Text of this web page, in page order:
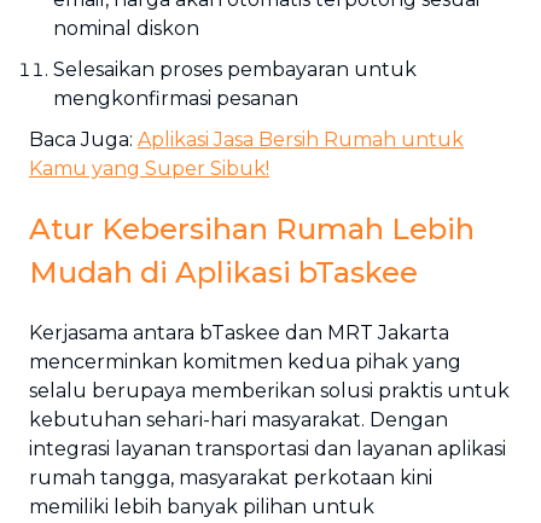
nominal diskon
Selesaikan proses pembayaran untuk
mengkonfirmasi pesanan
Baca Juga: Aplikasi Jasa Bersih Rumah untuk
Kamu yang Super Sibuk!
Atur Kebersihan Rumah Lebih
Mudah di Aplikasi bTaskee
Kerjasama antara bTaskee dan MRT Jakarta
mencerminkan komitmen kedua pihak yang
selalu berupaya memberikan solusi praktis untuk
kebutuhan sehari-hari masyarakat. Dengan
integrasi layanan transportasi dan layanan aplikasi
rumah tangga, masyarakat perkotaan kini
memiliki lebih banyak pilihan untuk